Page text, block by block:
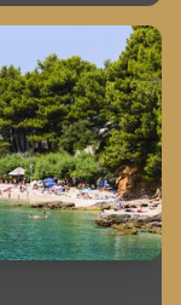
pravil.
so najbolj
za ugodnejše!